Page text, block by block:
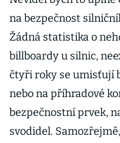
na bezpečnost
Žádná statistika o
billboardy u silnic,
čtyři roky se umisťují
nebo na příhradové
bezpečnostní prvek,
svodidel.